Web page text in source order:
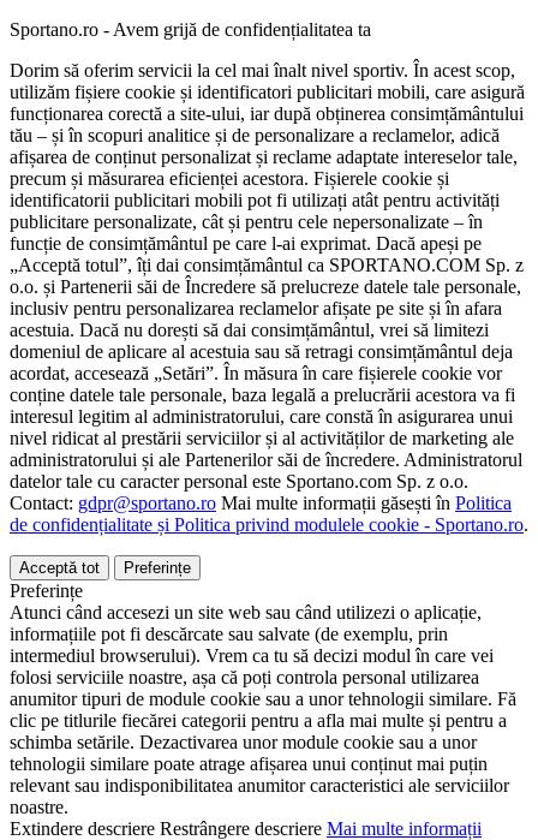
Sportano.ro - Avem grijă de confidențialitatea ta
Dorim să oferim servicii la cel mai înalt nivel sportiv. În acest scop,
utilizăm fișiere cookie și identificatori publicitari mobili, care asigură
funcționarea corectă a site-ului, iar după obținerea consimțământului
tău – și în scopuri analitice și de personalizare a reclamelor, adică
afișarea de conținut personalizat și reclame adaptate intereselor tale,
precum și măsurarea eficienței acestora. Fișierele cookie și
identificatorii publicitari mobili pot fi utilizați atât pentru activități
publicitare personalizate, cât și pentru cele nepersonalizate – în
funcție de consimțământul pe care l-ai exprimat. Dacă apeși pe
„Acceptă totul”, îți dai consimțământul ca SPORTANO.COM Sp. z
o.o. și Partenerii săi de Încredere să prelucreze datele tale personale,
inclusiv pentru personalizarea reclamelor afișate pe site și în afara
acestuia. Dacă nu dorești să dai consimțământul, vrei să limitezi
domeniul de aplicare al acestuia sau să retragi consimțământul deja
acordat, accesează „Setări”. În măsura în care fișierele cookie vor
conține datele tale personale, baza legală a prelucrării acestora va fi
interesul legitim al administratorului, care constă în asigurarea unui
nivel ridicat al prestării serviciilor și al activităților de marketing ale
administratorului și ale Partenerilor săi de încredere. Administratorul
datelor tale cu caracter personal este Sportano.com Sp. z o.o.
Contact: gdpr@sportano.ro Mai multe informații găsești în Politica
de confidențialitate și Politica privind modulele cookie - Sportano.ro.
Acceptă tot Preferințe
Preferințe
Atunci când accesezi un site web sau când utilizezi o aplicație,
informațiile pot fi descărcate sau salvate (de exemplu, prin
intermediul browserului). Vrem ca tu să decizi modul în care vei
folosi serviciile noastre, așa că poți controla personal utilizarea
anumitor tipuri de module cookie sau a unor tehnologii similare. Fă
clic pe titlurile fiecărei categorii pentru a afla mai multe și pentru a
schimba setările. Dezactivarea unor module cookie sau a unor
tehnologii similare poate atrage afișarea unui conținut mai puțin
relevant sau indisponibilitatea anumitor caracteristici ale serviciilor
noastre.
Extindere descriere Restrângere descriere Mai multe informații